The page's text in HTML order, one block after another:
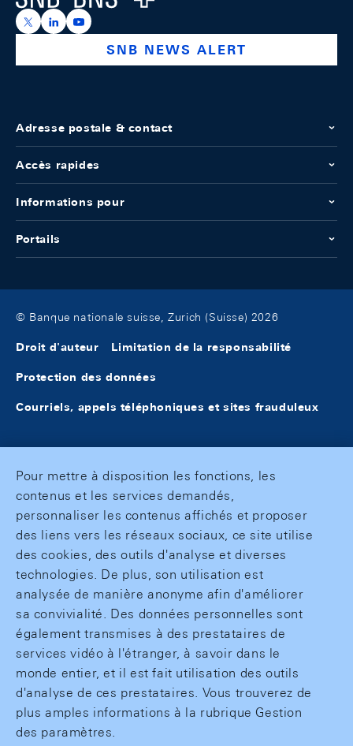
https://x.com/snb_bns
https://ch.linkedin.com/company/swiss-national-
https://www.youtube.com/@swissnationalbank
SNB NEWS ALERT
Adresse postale & contact
Accès rapides
Informations pour
Portails
© Banque nationale suisse, Zurich (Suisse) 2026
Droit d'auteur Limitation de la responsabilité
Protection des données
Courriels, appels téléphoniques et sites frauduleux
Pour mettre à disposition les fonctions, les
contenus et les services demandés,
personnaliser les contenus affichés et proposer
des liens vers les réseaux sociaux, ce site utilise
des cookies, des outils d'analyse et diverses
technologies. De plus, son utilisation est
analysée de manière anonyme afin d'améliorer
sa convivialité. Des données personnelles sont
également transmises à des prestataires de
services vidéo à l'étranger, à savoir dans le
monde entier, et il est fait utilisation des outils
d'analyse de ces prestataires. Vous trouverez de
plus amples informations à la rubrique Gestion
des paramètres.